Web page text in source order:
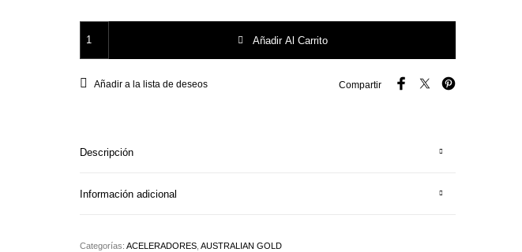
Añadir Al Carrito
Compartir
Añadir a la lista de deseos
Descripción
Información adicional
Categorías: ACELERADORES AUSTRALIAN GOLD